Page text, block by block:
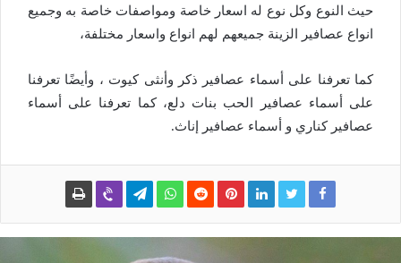
حيث النوع وكل نوع له اسعار خاصة ومواصفات خاصة به وجميع
انواع عصافير الزينة جميعهم لهم انواع واسعار مختلفة،
كما تعرفنا على أسماء عصافير ذكر وأنثى كيوت ، وأيضًا تعرفنا
على أسماء عصافير الحب بنات دلع، كما تعرفنا على أسماء
عصافير كناري و أسماء عصافير إناث.